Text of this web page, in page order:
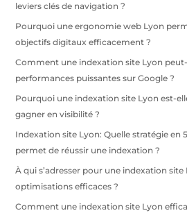
leviers clés de navigation ?
Pourquoi une ergonomie web Lyon
objectifs digitaux efficacement ?
Comment une indexation site Lyon
performances puissantes sur Google ?
Pourquoi une indexation site Lyon est-
gagner en visibilité ?
Indexation site Lyon: Quelle stratégie en
permet de réussir une indexation ?
À qui s’adresser pour une indexation site
optimisations efficaces ?
Comment une indexation site Lyon